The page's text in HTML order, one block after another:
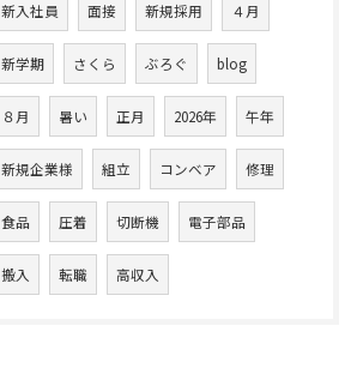
新入社員 面接 新規採用 ４月
新学期 さくら ぶろぐ blog
８月 暑い 正月 2026年 午年
新規企業様 組立 コンベア 修理
食品 圧着 切断機 電子部品
搬入 転職 高収入